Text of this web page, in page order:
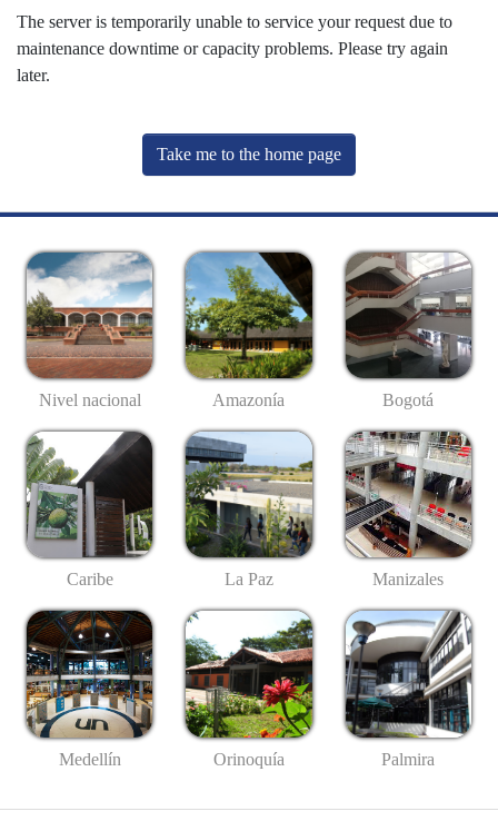
The server is temporarily unable to service your request due to
maintenance downtime or capacity problems. Please try again
later.
Take me to the home page
Nivel nacional Amazonía Bogotá
Caribe La Paz Manizales
Medellín Orinoquía Palmira